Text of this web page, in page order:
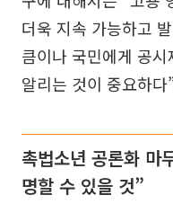
더욱 지속 가능하고
큼이나 국민에게 공
알리는 것이 중요하다
촉법소년 공론화
명할 수 있을 것”